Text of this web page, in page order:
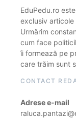
EduPedu.ro
exclusiv
Urmărim
cum face
îi formează pe
care trăim sunt
CONTACT
Adrese e-mail